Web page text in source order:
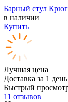
Барный стул
в наличии
Купить
Лучшая цена
Доставка за 1 день
Быстрый
11 отзывов